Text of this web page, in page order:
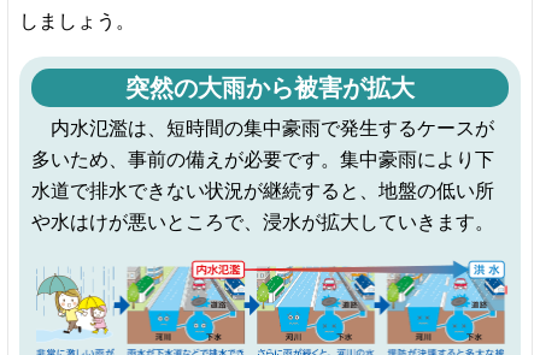
しましょう。
突然の大雨から被害が拡大
内水氾濫は、短時間の集中豪雨で発生するケースが
多いため、事前の備えが必要です。集中豪雨により下
水道で排水できない状況が継続すると、地盤の低い所
や水はけが悪いところで、浸水が拡大していきます。